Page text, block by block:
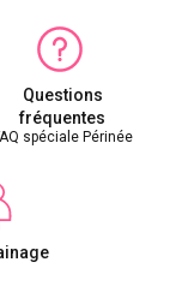
Questions
fréquentes
spéciale Périnée